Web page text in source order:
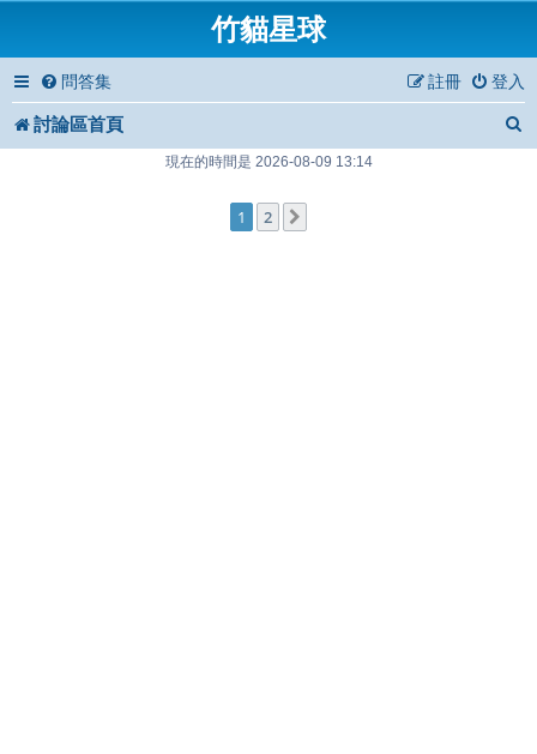
竹貓星球
問答集 登入
註冊
討論區首頁
現在的時間是 2026-08-09 13:14
1 2